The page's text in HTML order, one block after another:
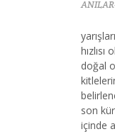
doğal
son
içinde